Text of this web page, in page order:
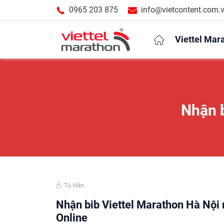
0965 203 875
Viettel
Giới thiệu
Expo &
Kết quả thi
Nhận
Tú Hân
Nhận bib Viettel Marathon Hà
Online